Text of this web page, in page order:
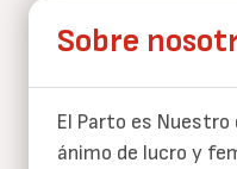
Sobre
El Parto es
ánimo de lucro y